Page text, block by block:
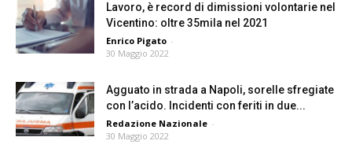
Lavoro, è record di dimissioni volontarie nel
Vicentino: oltre 35mila nel 2021
Enrico Pigato -
30 Maggio 2022
Agguato in strada a Napoli, sorelle sfregiate
con l’acido. Incidenti con feriti in due...
Redazione Nazionale -
30 Maggio 2022